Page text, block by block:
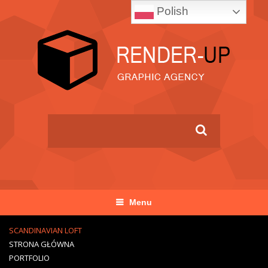
Menu
SCANDINAVIAN LOFT
STRONA GŁÓWNA
PORTFOLIO
Polish